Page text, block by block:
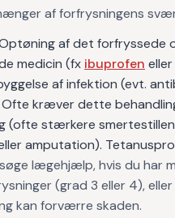
af forfrysningens
af det forfryssede
medicin (fx ibuprofen
af infektion (evt.
Ofte kræver dette
(ofte stærkere
amputation).
lægehjælp, hvis du har
(grad 3 eller 4),
kan forværre skaden.